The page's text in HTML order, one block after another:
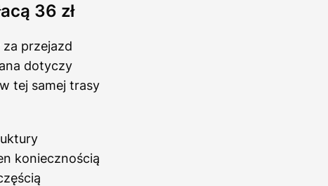
36 zł
przejazd
dotyczy
tej samej trasy
koniecznością